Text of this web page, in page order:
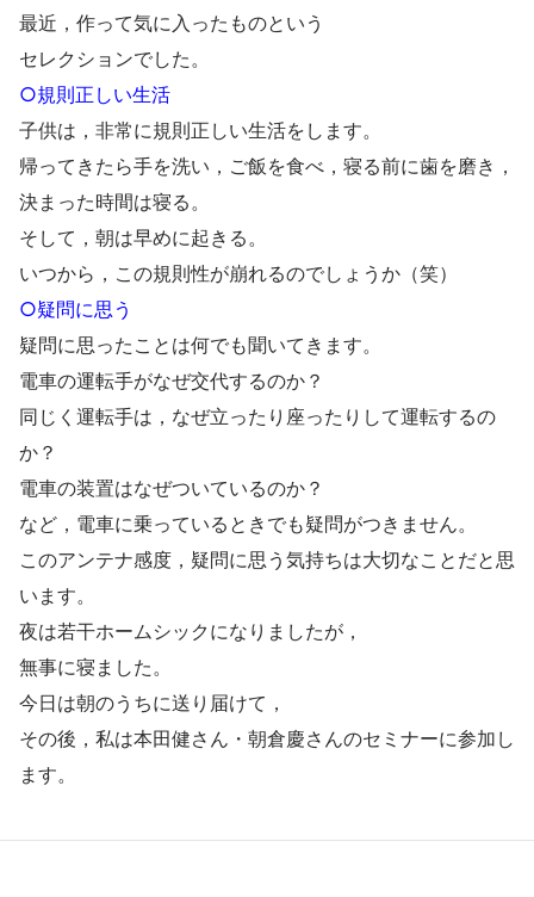
最近，作って気に入ったものという
セレクションでした。
○規則正しい生活
子供は，非常に規則正しい生活をします。
帰ってきたら手を洗い，ご飯を食べ，寝る前に歯を磨き，
決まった時間は寝る。
そして，朝は早めに起きる。
いつから，この規則性が崩れるのでしょうか（笑）
○疑問に思う
疑問に思ったことは何でも聞いてきます。
電車の運転手がなぜ交代するのか？
同じく運転手は，なぜ立ったり座ったりして運転するの
か？
電車の装置はなぜついているのか？
など，電車に乗っているときでも疑問がつきません。
このアンテナ感度，疑問に思う気持ちは大切なことだと思
います。
夜は若干ホームシックになりましたが，
無事に寝ました。
今日は朝のうちに送り届けて，
その後，私は本田健さん・朝倉慶さんのセミナーに参加し
ます。